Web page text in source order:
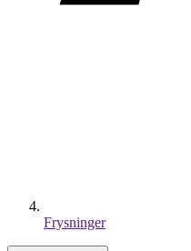
Frysninger